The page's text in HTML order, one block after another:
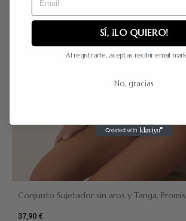
Conjunto Sujetador sin aros y Tanga,
37,90 €
SÍ, ¡LO QUIERO!
Al registrarte, aceptas recibir email
No, gracias